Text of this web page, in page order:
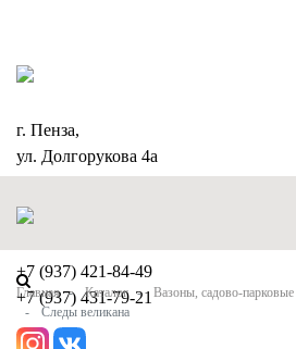
г. Пенза,
ул. Долгорукова 4а
+7 (937) 421-84-49
+7 (937) 431-79-21
Главная Каталог
Вазоны, садово-
Следы великана